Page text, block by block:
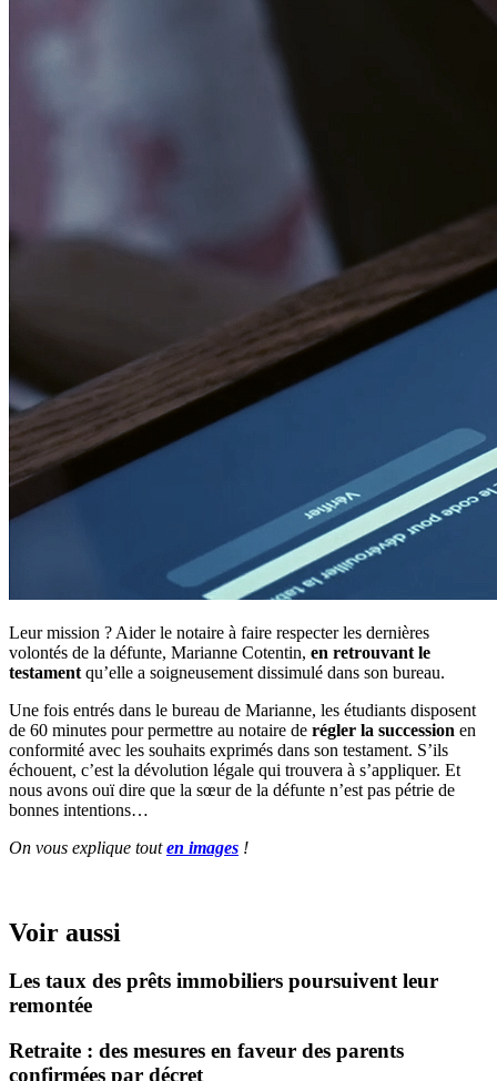
Leur mission ? Aider le notaire à faire respecter les dernières
volontés de la défunte, Marianne Cotentin, en retrouvant le
testament qu’elle a soigneusement dissimulé dans son bureau.
Une fois entrés dans le bureau de Marianne, les étudiants disposent
de 60 minutes pour permettre au notaire de régler la succession en
conformité avec les souhaits exprimés dans son testament. S’ils
échouent, c’est la dévolution légale qui trouvera à s’appliquer. Et
nous avons ouï dire que la sœur de la défunte n’est pas pétrie de
bonnes intentions…
On vous explique tout en images !
Voir aussi
Les taux des prêts immobiliers poursuivent leur
remontée
Retraite : des mesures en faveur des parents
confirmées par décret